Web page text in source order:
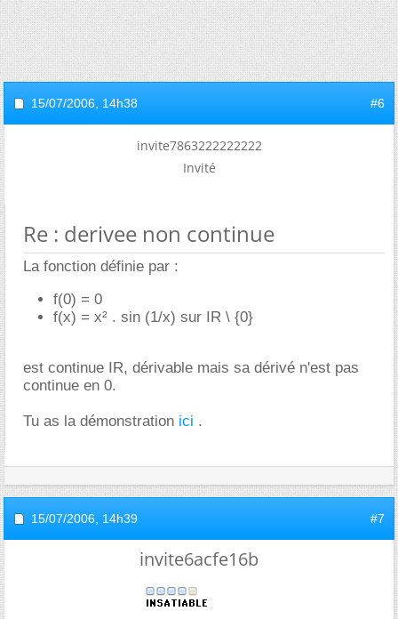
15/07/2006, 14h38 #6
invite7863222222222
Invité
Re : derivee non continue
La fonction définie par :
f(0) = 0
f(x) = x² . sin (1/x) sur IR \ {0}
est continue IR, dérivable mais sa dérivé n'est pas
continue en 0.
Tu as la démonstration ici .
15/07/2006, 14h39 #7
invite6acfe16b